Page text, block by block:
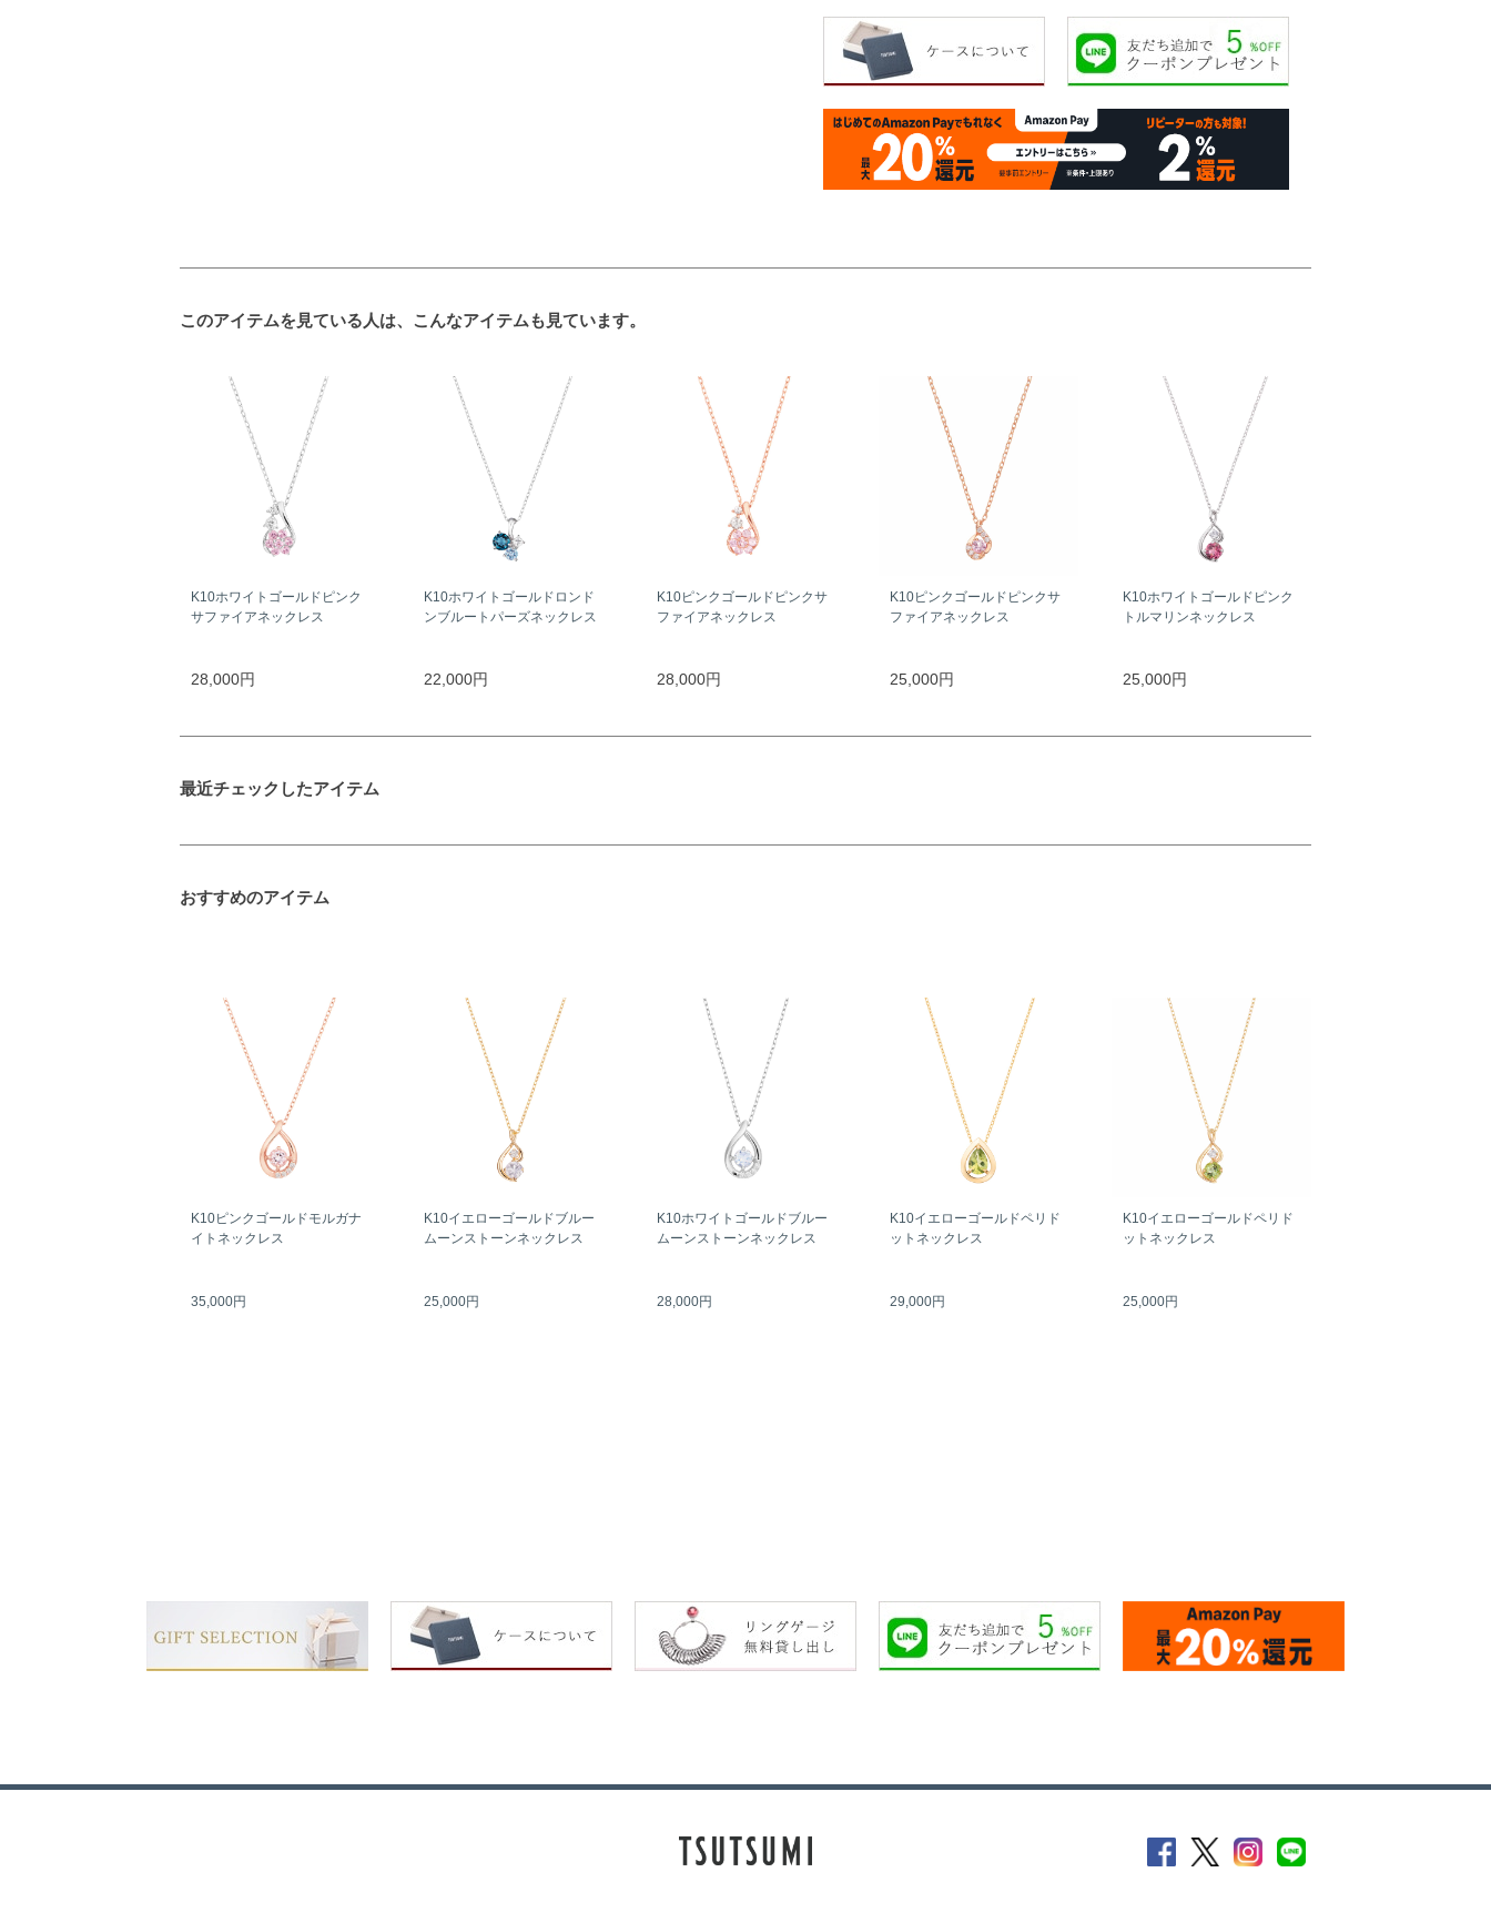
このアイテムを見ている人は、こんなアイテムも見ています。
K10ホワイトゴールドピンク
サファイアネックレス
28,000円
K10ホワイトゴールドロンド
ンブルートパーズネックレス
22,000円
K10ピンクゴールドピンクサ
ファイアネックレス
28,000円
K10ピンクゴールドピンクサ
ファイアネックレス
25,000円
K10ホワイトゴールドピンク
トルマリンネックレス
25,000円
最近チェックしたアイテム
おすすめのアイテム
K10ピンクゴールドモルガナ
イトネックレス
35,000円
K10イエローゴールドブルー
ムーンストーンネックレス
25,000円
K10ホワイトゴールドブルー
ムーンストーンネックレス
28,000円
K10イエローゴールドペリド
ットネックレス
29,000円
K10イエローゴールドペリド
ットネックレス
25,000円